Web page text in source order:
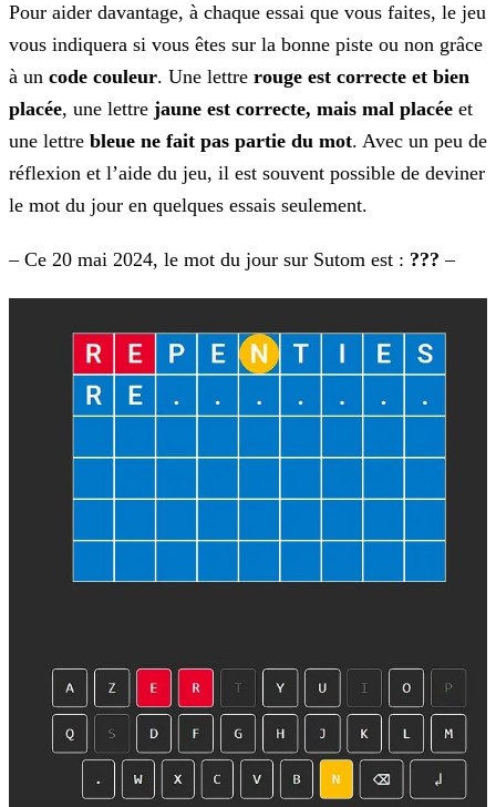
Pour aider davantage, à chaque essai que vous faites, le jeu
vous indiquera si vous êtes sur la bonne piste ou non grâce
à un code couleur. Une lettre rouge est correcte et bien
placée, une lettre jaune est correcte, mais mal placée et
une lettre bleue ne fait pas partie du mot. Avec un peu de
réflexion et l’aide du jeu, il est souvent possible de deviner
le mot du jour en quelques essais seulement.
– Ce 20 mai 2024, le mot du jour sur Sutom est : ??? –